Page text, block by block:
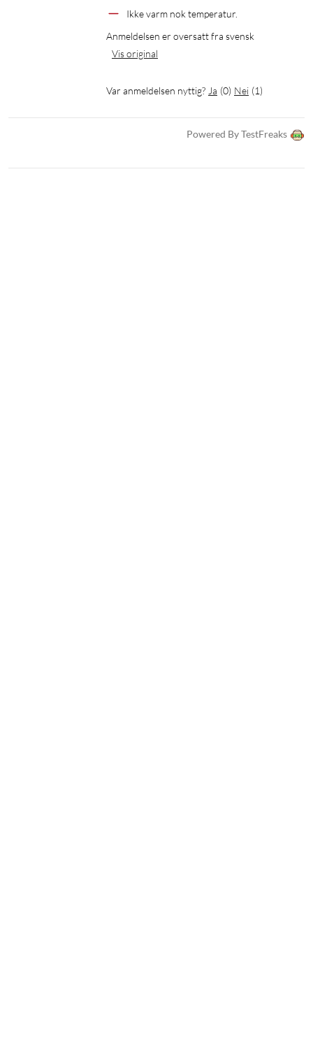
Bredde: 3,5 cm
Fargekonsekvens: 6SDCM
Ikke varm nok temperatur.
Anmeldelsen er oversatt fra svensk
Vis original
Var anmeldelsen nyttig? Ja (0) Nei (1)
Powered By TestFreaks